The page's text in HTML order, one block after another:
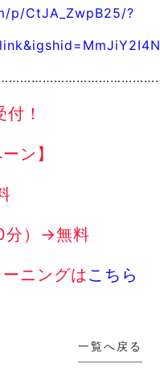
p/CtJA_ZwpB25/?
！
ン】
分）→無料
ニングはこちら
一覧へ戻る